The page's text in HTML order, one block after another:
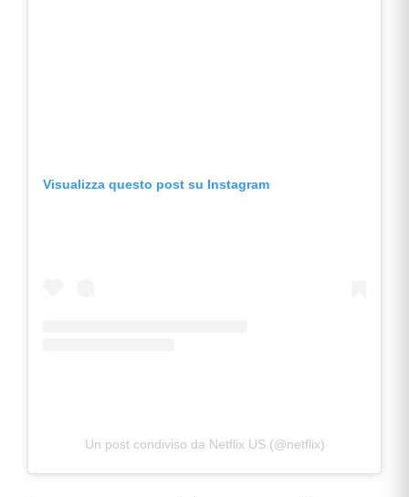
Visualizza questo post su Instagram
Un post condiviso da Netflix US (@netflix)